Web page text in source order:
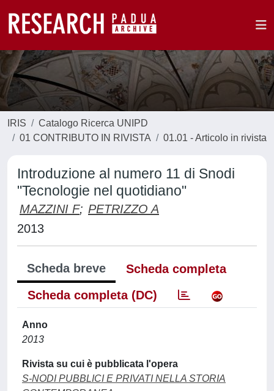
IRIS
Catalogo Ricerca UNIPD
01 CONTRIBUTO IN RIVISTA
01.01 - Articolo in rivista
Introduzione al numero 11 di Snodi
"Tecnologie nel quotidiano"
MAZZINI F; PETRIZZO A
2013
Scheda breve
Scheda completa
Scheda completa (DC)
Anno
2013
Rivista su cui è pubblicata l'opera
S-NODI PUBBLICI E PRIVATI NELLA STORIA